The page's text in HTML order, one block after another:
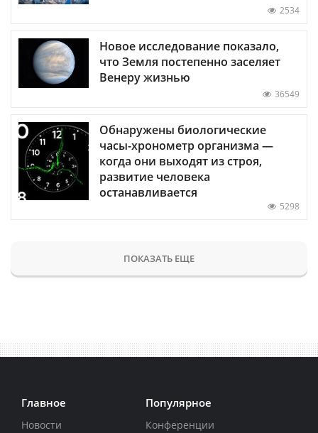
2534
Новое исследование показало,
что Земля постепенно заселяет
Венеру жизнью
36549
Обнаружены биологические
часы-хронометр организма —
когда они выходят из строя,
развитие человека
останавливается
5298
ПОКАЗАТЬ ЕЩЕ
Главное
Новости
Популярное
Конференции